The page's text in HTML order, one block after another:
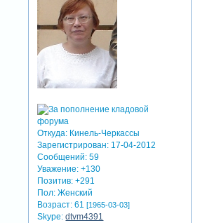
Откуда: Кинель-Черкассы
Зарегистрирован: 17-04-2012
Сообщений: 59
Уважение: +130
Позитив: +291
Пол: Женский
Возраст: 61[1965-03-03]
Skype: dtvm4391